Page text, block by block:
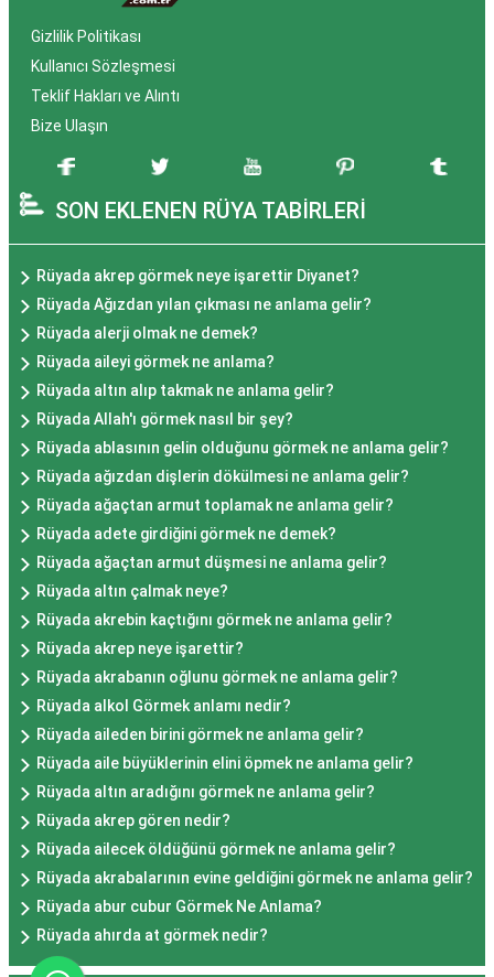
Gizlilik Politikası
Kullanıcı Sözleşmesi
Teklif Hakları ve Alıntı
Bize Ulaşın
SON EKLENEN RÜYA TABİRLERİ
Rüyada akrep görmek neye işarettir Diyanet?
Rüyada Ağızdan yılan çıkması ne anlama gelir?
Rüyada alerji olmak ne demek?
Rüyada aileyi görmek ne anlama?
Rüyada altın alıp takmak ne anlama gelir?
Rüyada Allah'ı görmek nasıl bir şey?
Rüyada ablasının gelin olduğunu görmek ne anlama gelir?
Rüyada ağızdan dişlerin dökülmesi ne anlama gelir?
Rüyada ağaçtan armut toplamak ne anlama gelir?
Rüyada adete girdiğini görmek ne demek?
Rüyada ağaçtan armut düşmesi ne anlama gelir?
Rüyada altın çalmak neye?
Rüyada akrebin kaçtığını görmek ne anlama gelir?
Rüyada akrep neye işarettir?
Rüyada akrabanın oğlunu görmek ne anlama gelir?
Rüyada alkol Görmek anlamı nedir?
Rüyada aileden birini görmek ne anlama gelir?
Rüyada aile büyüklerinin elini öpmek ne anlama gelir?
Rüyada altın aradığını görmek ne anlama gelir?
Rüyada akrep gören nedir?
Rüyada ailecek öldüğünü görmek ne anlama gelir?
Rüyada akrabalarının evine geldiğini görmek ne anlama gelir?
Rüyada abur cubur Görmek Ne Anlama?
Rüyada ahırda at görmek nedir?